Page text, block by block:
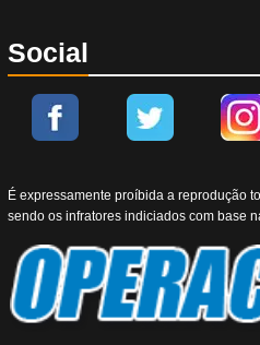
Social
É expressamente proíbida a reprodução
sendo os infratores indiciados com base